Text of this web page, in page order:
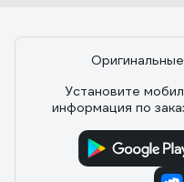
Установите
информация по